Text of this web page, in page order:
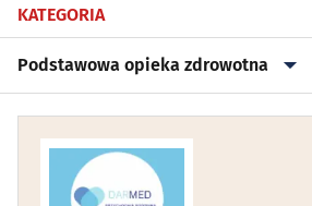
KATEGORIA
Podstawowa opieka zdrowotna
Alergologia(18)
Ambulatoria